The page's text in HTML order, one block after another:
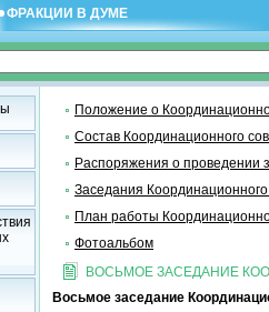
ФРАКЦИИ В ДУМЕ
Положение о
Состав Координационного
Распоряжения о проведении
Заседания
План работы
Фотоальбом
ВОСЬМОЕ ЗАСЕДАНИЕ
Восьмое заседание